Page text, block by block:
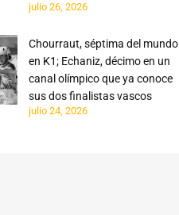
julio 26, 2026
Chourraut, séptima del mundo
en K1; Echaniz, décimo en un
canal olímpico que ya conoce
sus dos finalistas vascos
julio 24, 2026